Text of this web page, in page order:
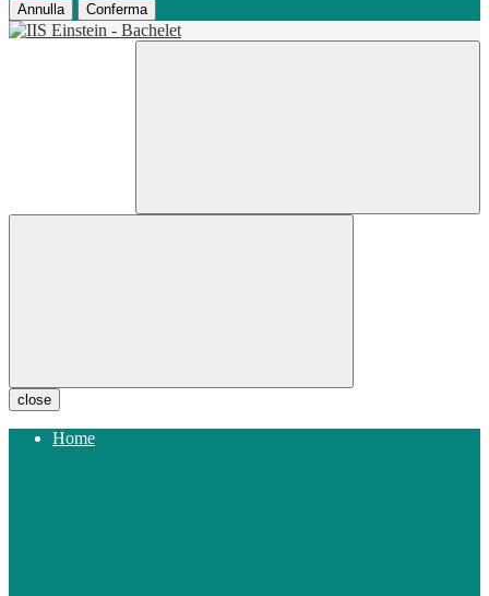
Annulla Conferma
close
Home